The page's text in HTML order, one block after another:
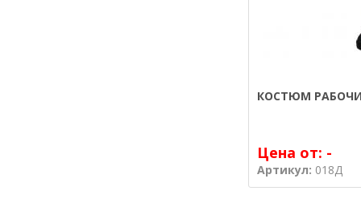
КОСТЮМ
Цена от: -
Артикул: 018Д